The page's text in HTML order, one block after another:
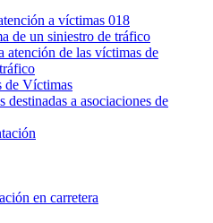
a víctimas 018
de un siniestro de tráfico
atención de las víctimas de
de Víctimas
destinadas a asociaciones de
en carretera